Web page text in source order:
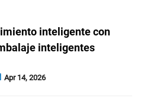
inteligente con
inteligentes
Apr 14, 2026